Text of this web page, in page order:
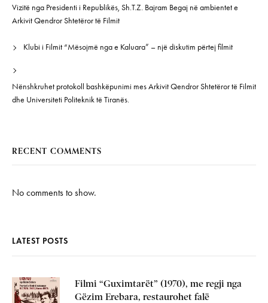
Vizitë nga Presidenti i Republikës, Sh.T.Z. Bajram Begaj në ambientet e
Arkivit Qendror Shtetëror të Filmit
Klubi i Filmit “Mësojmë nga e Kaluara” – një diskutim përtej filmit
Nënshkruhet protokoll bashkëpunimi mes Arkivit Qendror Shtetëror të Filmit
dhe Universiteti Politeknik të Tiranës.
RECENT COMMENTS
No comments to show.
LATEST POSTS
Filmi “Guximtarët” (1970), me regji nga
Gëzim Erebara, restaurohet falë